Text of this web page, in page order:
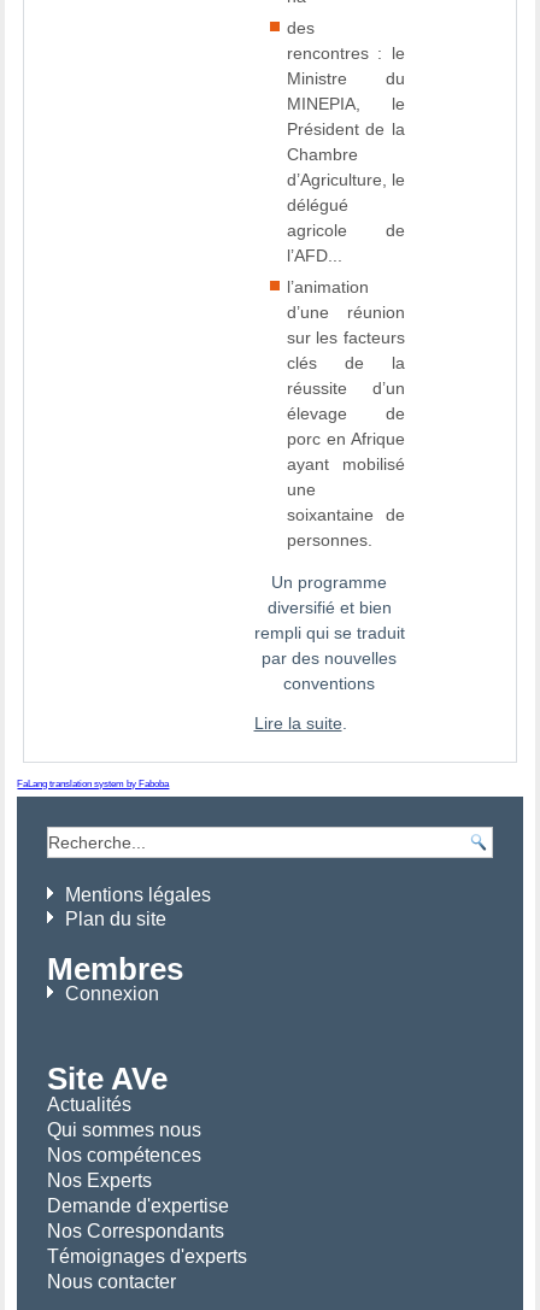
des
rencontres : le
Ministre du
MINEPIA, le
Président de la
Chambre
d’Agriculture, le
délégué
agricole de
l’AFD...
l’animation
d’une réunion
sur les facteurs
clés de la
réussite d’un
élevage de
porc en Afrique
ayant mobilisé
une
soixantaine de
personnes.
Un programme
diversifié et bien
rempli qui se traduit
par des nouvelles
conventions
Lire la suite
FaLang translation system by Faboba
Mentions légales
Plan du site
Membres
Connexion
Site AVe
Actualités
Qui sommes nous
Nos compétences
Nos Experts
Demande d'expertise
Nos Correspondants
Témoignages d'experts
Nous contacter